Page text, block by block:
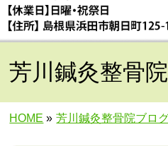
芳川鍼灸整骨
HOME » 芳川鍼灸整骨院ブロ